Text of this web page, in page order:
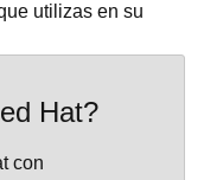
utilizas en su
Hat?
con